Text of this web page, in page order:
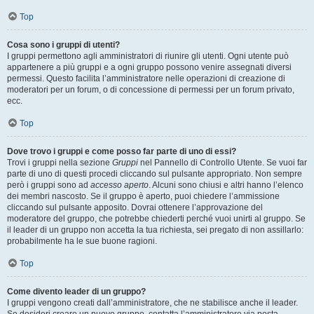
Top
Cosa sono i gruppi di utenti?
I gruppi permettono agli amministratori di riunire gli utenti. Ogni utente può
appartenere a più gruppi e a ogni gruppo possono venire assegnati diversi
permessi. Questo facilita l’amministratore nelle operazioni di creazione di
moderatori per un forum, o di concessione di permessi per un forum privato,
ecc.
Top
Dove trovo i gruppi e come posso far parte di uno di essi?
Trovi i gruppi nella sezione Gruppi nel Pannello di Controllo Utente. Se vuoi far
parte di uno di questi procedi cliccando sul pulsante appropriato. Non sempre
però i gruppi sono ad accesso aperto. Alcuni sono chiusi e altri hanno l’elenco
dei membri nascosto. Se il gruppo è aperto, puoi chiedere l’ammissione
cliccando sul pulsante apposito. Dovrai ottenere l’approvazione del
moderatore del gruppo, che potrebbe chiederti perché vuoi unirti al gruppo. Se
il leader di un gruppo non accetta la tua richiesta, sei pregato di non assillarlo:
probabilmente ha le sue buone ragioni.
Top
Come divento leader di un gruppo?
I gruppi vengono creati dall’amministratore, che ne stabilisce anche il leader.